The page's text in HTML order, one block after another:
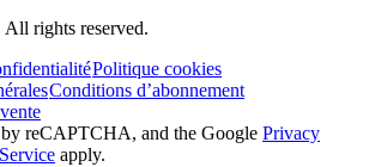
rights reserved.
Politique cookies
Conditions d’abonnement
reCAPTCHA, and the Google Privacy
apply.